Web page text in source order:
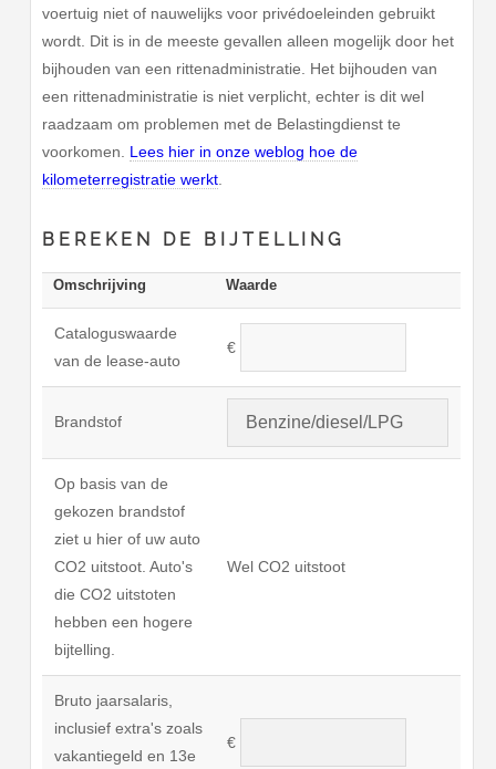
voertuig niet of nauwelijks voor privédoeleinden gebruikt
wordt. Dit is in de meeste gevallen alleen mogelijk door het
bijhouden van een rittenadministratie. Het bijhouden van
een rittenadministratie is niet verplicht, echter is dit wel
raadzaam om problemen met de Belastingdienst te
voorkomen. Lees hier in onze weblog hoe de
kilometerregistratie werkt
BEREKEN DE BIJTELLING
Omschrijving Waarde
Cataloguswaarde
van de lease-auto
€
Brandstof
Op basis van de
gekozen brandstof
ziet u hier of uw auto
CO2 uitstoot. Auto's
die CO2 uitstoten
hebben een hogere
bijtelling.
Wel CO2 uitstoot
Bruto jaarsalaris,
inclusief extra's zoals
vakantiegeld en 13e
€